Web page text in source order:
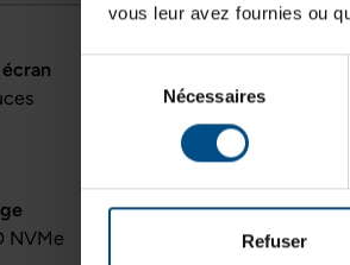
vous leur avez fournies ou
consentement
Nécessaires
Refuser
Intel Core i7‑1165G7
NVMe
Système d’exploitation
Professionnel